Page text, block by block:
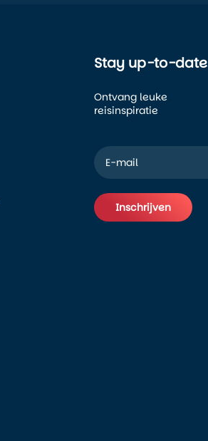
Stay up-to-date
Ontvang leuke
reisinspiratie
Inschrijven